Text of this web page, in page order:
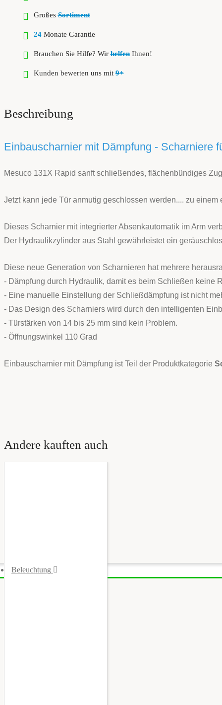
Beleuchtung
GroßesSortiment
24Monate Garantie
Brauchen Sie Hilfe? WirhelfenIhnen!
Kunden bewerten uns mit9+
Beschreibung
Einbauscharnier mit Dämpfung - Scharniere
Mesuco 131X Rapid sanft schließendes, flächenbündiges
Jetzt kann jede Tür anmutig geschlossen werden.... zu
Dieses Scharnier mit integrierter Absenkautomatik im Arm
Der Hydraulikzylinder aus Stahl gewährleistet ein
Diese neue Generation von Scharnieren hat mehrere
- Dämpfung durch Hydraulik, damit es beim Schließen keine
- Eine manuelle Einstellung der Schließdämpfung ist nicht
- Das Design des Scharniers wird durch den intelligenten
- Türstärken von 14 bis 25 mm sind kein Problem.
- Öffnungswinkel 110 Grad
Einbauscharnier mit Dämpfung ist Teil der Produktkategorie
Andere kauften auch